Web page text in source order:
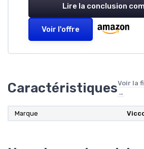
Lire la conclusion
Voir l'offre
CaractéristiquesVoir la
→
Marque